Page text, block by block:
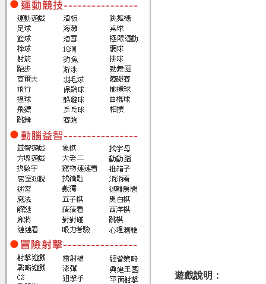
遊戲說明：